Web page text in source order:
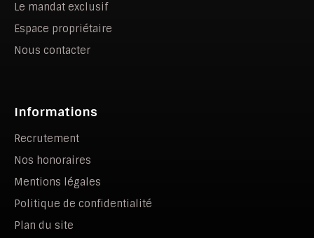
Le mandat exclusif
Espace propriétaire
Nous contacter
Informations
Recrutement
Nos honoraires
Mentions légales
Politique de confidentialité
Plan du site